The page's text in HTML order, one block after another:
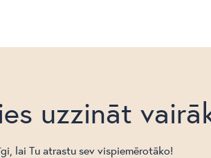
uzzināt
lai Tu atrastu sev vispiemērotāko!